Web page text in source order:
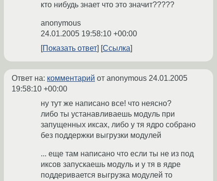
кто нибудь знает что это значит?????
anonymous
24.01.2005 19:58:10 +00:00
Показать ответ
Ссылка
Ответ на: комментарий от anonymous 24.01.2005
19:58:10 +00:00
ну тут же написано все! что неясно?
либо ты устанавливаешь модуль при
запущенных иксах, либо у тя ядро собрано
без поддержки выгрузки модулей
... еще там написано что если ты не из под
иксов запускаешь модуль и у тя в ядре
поддеривается выгрузка модулей то